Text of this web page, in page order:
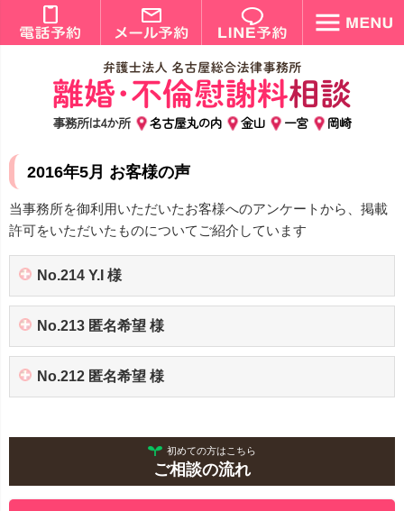
事務所は4か所 名古屋丸の内 金山 一宮 岡崎
2016年5月 お客様の声
当事務所を御利用いただいたお客様へのアンケートから、掲載
許可をいただいたものについてご紹介しています
No.214 Y.I 様
No.213 匿名希望 様
No.212 匿名希望 様
初めての方はこちら
ご相談の流れ